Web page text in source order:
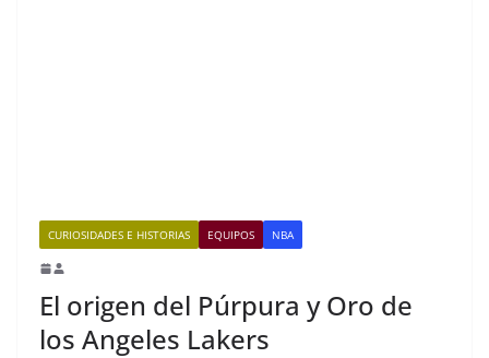
CURIOSIDADES E HISTORIAS EQUIPOS NBA
El origen del Púrpura y Oro de
los Angeles Lakers